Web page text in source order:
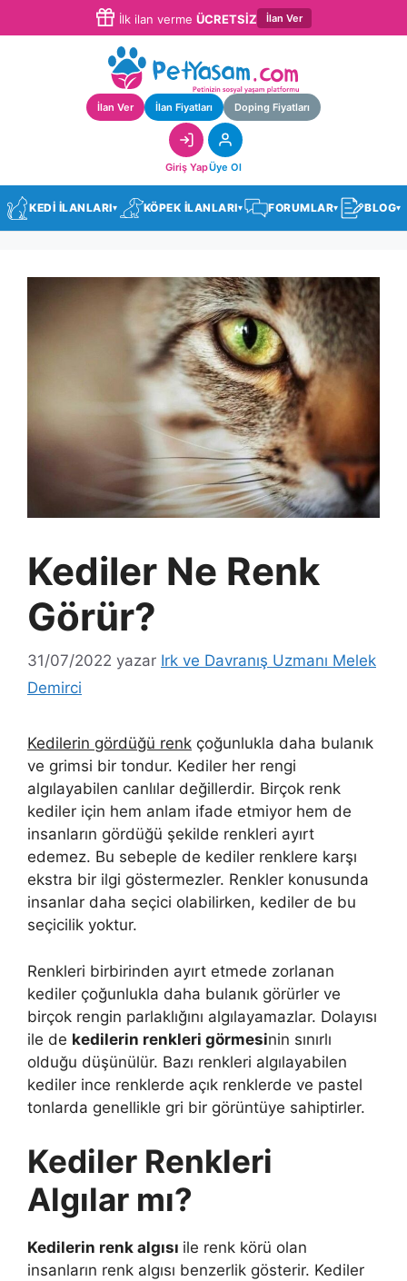
İlk ilan verme ÜCRETSİZ İlan Ver
İlan Ver İlan Fiyatları Doping Fiyatları
Giriş YapÜye Ol
KEDİ İLANLARI▾ KÖPEK İLANLARI▾ FORUMLAR▾ BLOG▾
Kediler Ne Renk
Görür?
31/07/2022 yazar Irk ve Davranış Uzmanı Melek
Demirci
Kedilerin gördüğü renk çoğunlukla daha bulanık
ve grimsi bir tondur. Kediler her rengi
algılayabilen canlılar değillerdir. Birçok renk
kediler için hem anlam ifade etmiyor hem de
insanların gördüğü şekilde renkleri ayırt
edemez. Bu sebeple de kediler renklere karşı
ekstra bir ilgi göstermezler. Renkler konusunda
insanlar daha seçici olabilirken, kediler de bu
seçicilik yoktur.
Renkleri birbirinden ayırt etmede zorlanan
kediler çoğunlukla daha bulanık görürler ve
birçok rengin parlaklığını algılayamazlar. Dolayısı
ile de kedilerin renkleri görmesinin sınırlı
olduğu düşünülür. Bazı renkleri algılayabilen
kediler ince renklerde açık renklerde ve pastel
tonlarda genellikle gri bir görüntüye sahiptirler.
Kediler Renkleri
Algılar mı?
Kedilerin renk algısı ile renk körü olan
insanların renk algısı benzerlik gösterir. Kediler